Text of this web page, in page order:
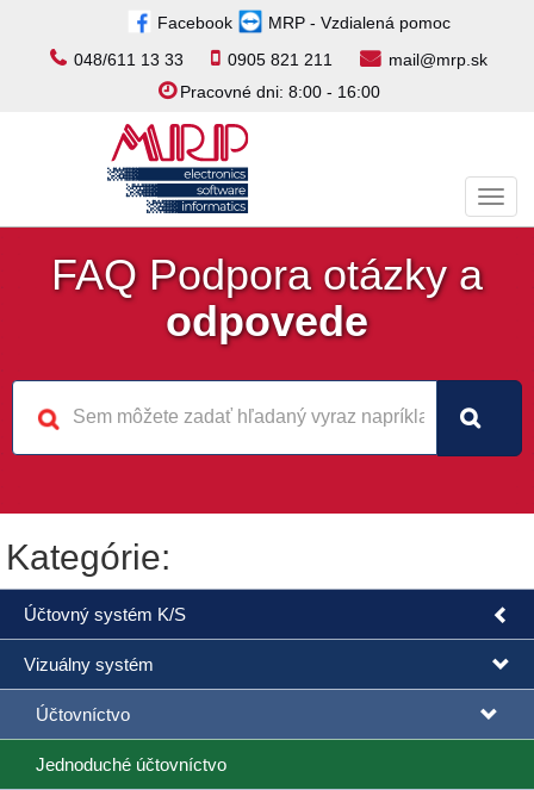
Facebook
MRP - Vzdialená pomoc
048/611 13 33
0905 821 211
mail@mrp.sk
Pracovné dni: 8:00 - 16:00
FAQ Podpora otázky a
odpovede
Kategórie:
Účtovný systém K/S
Vizuálny systém
Účtovníctvo
Jednoduché účtovníctvo